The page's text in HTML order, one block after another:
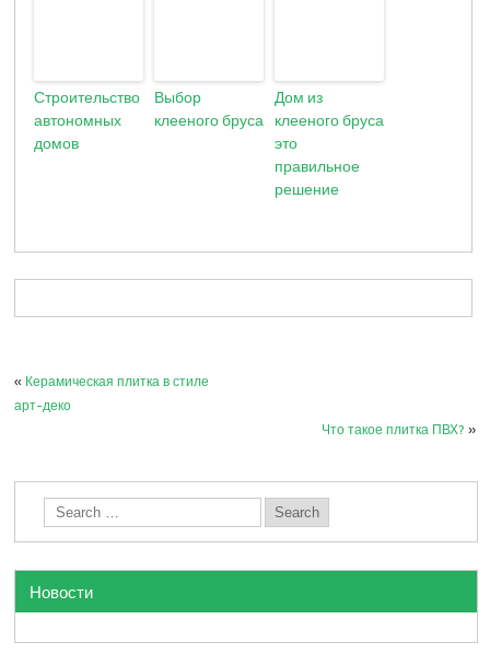
Строительство
автономных
домов
Выбор
клееного бруса
Дом из
клееного бруса
это
правильное
решение
« Керамическая плитка в стиле
арт-деко
Что такое плитка ПВХ? »
Новости